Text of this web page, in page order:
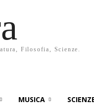
Filosofia, Scienze.
MUSICA